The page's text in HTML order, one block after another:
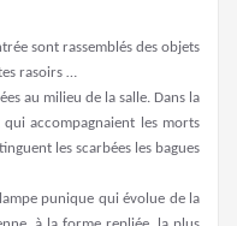
sont rassemblés des objets
rasoirs …
au milieu de la salle. Dans la
accompagnaient les morts
les scarbées les bagues
punique qui évolue de la